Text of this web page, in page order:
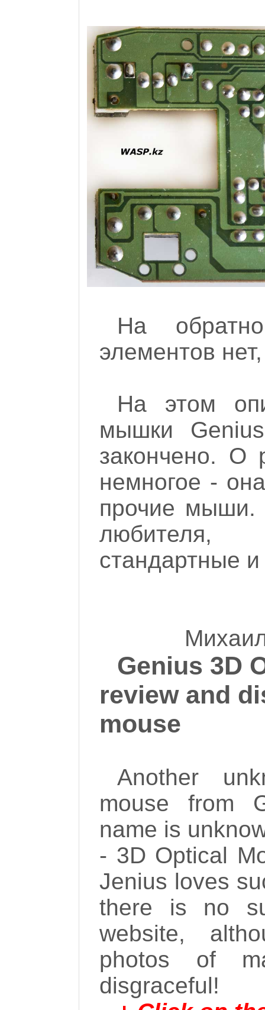
На
элементов
На этом
мышки
закончено. О
немногое -
прочие мыши.
любителя,
стандартные
Genius 3D
review and
mouse
Another
mouse from
name is
- 3D Optical
Jenius loves
there is no
website,
photos of
disgraceful!